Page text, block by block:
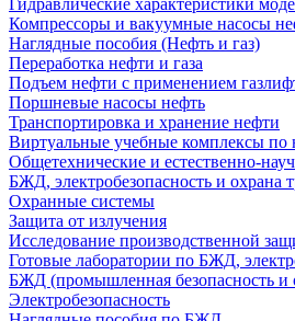
Гидравлические характеристики
Компрессоры и вакуумные насосы
Наглядные пособия (Нефть и газ)
Переработка нефти и газа
Подъем нефти с применением
Поршневые насосы нефть
Транспортировка и хранение нефти
Виртуальные учебные комплексы по
Общетехнические и естественно-
БЖД, электробезопасность и охрана
Охранные системы
Защита от излучения
Исследование производственной
Готовые лаборатории по БЖД,
БЖД (промышленная безопасность и
Электробезопасность